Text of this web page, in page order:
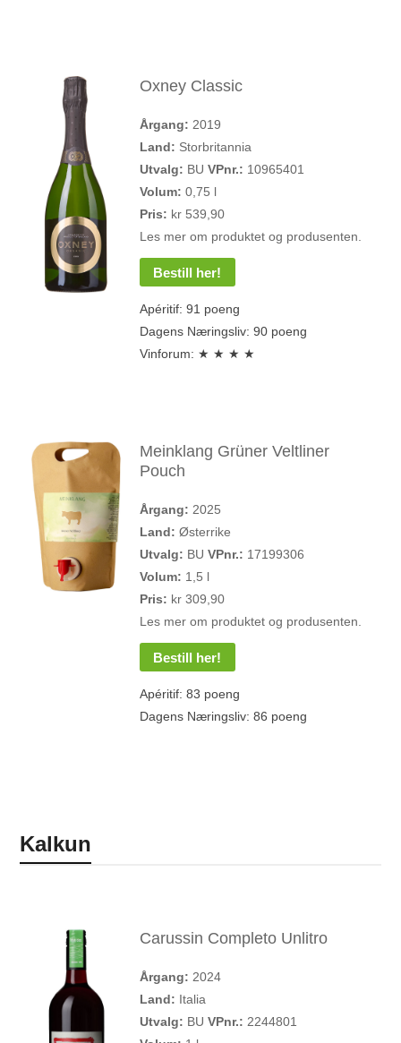
Oxney Classic
Årgang: 2019
Land: Storbritannia
Utvalg: BU VPnr.: 10965401
Volum: 0,75 l
Pris: kr 539,90
Les mer om produktet og produsenten.
Bestill her!
Apéritif: 91 poeng
Dagens Næringsliv: 90 poeng
Vinforum: ★ ★ ★ ★
Meinklang Grüner Veltliner
Pouch
Årgang: 2025
Land: Østerrike
Utvalg: BU VPnr.: 17199306
Volum: 1,5 l
Pris: kr 309,90
Les mer om produktet og produsenten.
Bestill her!
Apéritif: 83 poeng
Dagens Næringsliv: 86 poeng
Kalkun
Carussin Completo Unlitro
Årgang: 2024
Land: Italia
Utvalg: BU VPnr.: 2244801